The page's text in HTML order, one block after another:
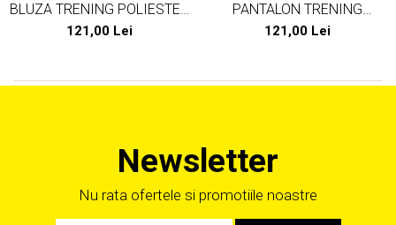
BLUZA TRENING POLIESTER
PEAK TEAM23 ROSU
121,00 Lei
PANTALON TRENING
POLIESTER PEAK TEAM23
NEGRU
121,00 Lei
Newsletter
Nu rata ofertele si promotiile noastre